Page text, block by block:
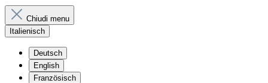
Chiudi menu
Italienisch
Deutsch
English
Französisch